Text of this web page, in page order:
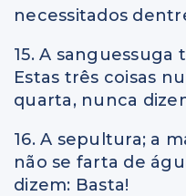
necessitados
15. A sanguessuga
Estas três coisas
quarta, nunca
16. A sepultura; a
não se farta de
dizem: Basta!